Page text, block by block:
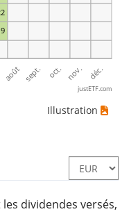
août sept. oct. nov. déc.
justETF.com
Illustration
dividendes versés,